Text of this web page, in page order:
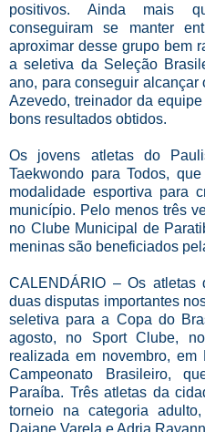
positivos. Ainda mais
conseguiram se manter
aproximar desse grupo bem
a seletiva da Seleção
ano, para conseguir alcançar
Azevedo, treinador da
bons resultados obtidos.
Os jovens atletas do
Taekwondo para Todos,
modalidade esportiva para
município. Pelo menos três
no Clube Municipal de
meninas são beneficiados
CALENDÁRIO – Os atletas
duas disputas importantes
seletiva para a Copa do
agosto, no Sport Clube,
realizada em novembro,
Campeonato Brasileiro,
Paraíba. Três atletas da
torneio na categoria
Daiane Varela e Adria